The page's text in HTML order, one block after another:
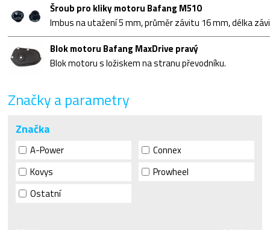
Šroub pro kliky motoru Bafang M510
Blok motoru Bafang MaxDrive pravý
Blok motoru s ložiskem na stranu převodníku.
Značky a parametry
Značka
A-Power
Connex
Kovys
Prowheel
Ostatní